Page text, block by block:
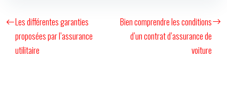
Les différentes garanties
proposées par l’assurance
utilitaire
Bien comprendre les conditions
d’un contrat d’assurance de
voiture